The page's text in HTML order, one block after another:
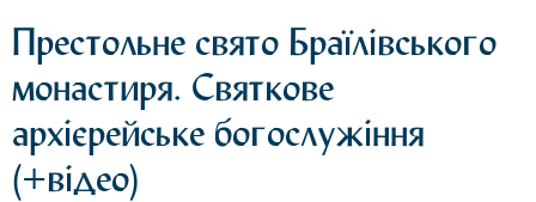
Престольне свято Браїлівського
монастиря. Святкове
архієрейське богослужіння
(+відео)